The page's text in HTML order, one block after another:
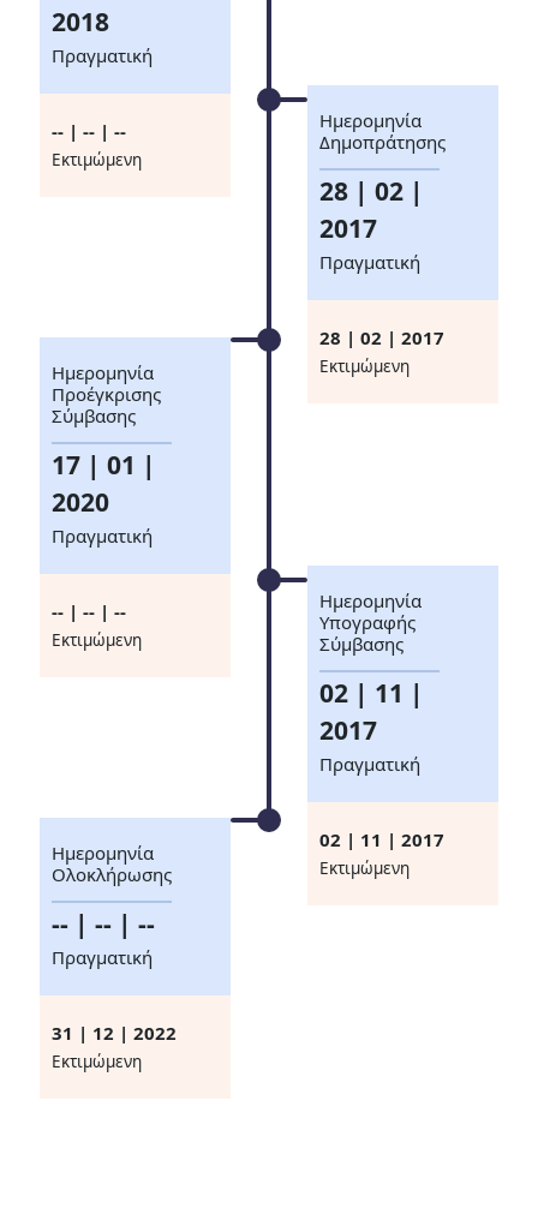
2018
Πραγματική
-- | -- | --
Eκτιμώμενη
Ημερομηνία
Δημοπράτησης
28 | 02 |
2017
Πραγματική
28 | 02 | 2017
Eκτιμώμενη
Ημερομηνία
Προέγκρισης
Σύμβασης
17 | 01 |
2020
Πραγματική
-- | -- | --
Eκτιμώμενη
Ημερομηνία
Υπογραφής
Σύμβασης
02 | 11 |
2017
Πραγματική
02 | 11 | 2017
Eκτιμώμενη
Ημερομηνία
Ολοκλήρωσης
-- | -- | --
Πραγματική
31 | 12 | 2022
Eκτιμώμενη